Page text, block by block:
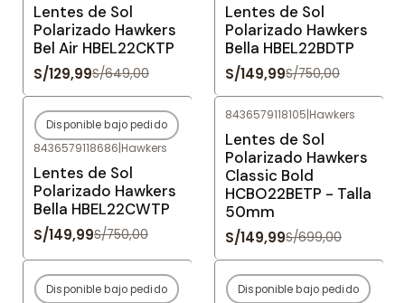
Lentes de Sol
Polarizado Hawkers
Bel Air HBEL22CKTP
S/129,99S/649,00
Lentes de Sol
Polarizado Hawkers
Bella HBEL22BDTP
S/149,99S/750,00
-80%OFF
Agotado
Disponible bajo pedido
8436579118686|Hawkers
Lentes de Sol
Polarizado Hawkers
Bella HBEL22CWTP
S/149,99S/750,00
8436579118105|Hawkers
Lentes de Sol
Polarizado Hawkers
Classic Bold
HCBO22BETP - Talla
50mm
S/149,99S/699,00
-80%OFF
Disponible bajo pedido -80%OFF
Disponible bajo pedido